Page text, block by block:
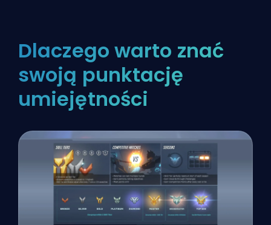
Dlaczego warto znać
swoją punktację
umiejętności